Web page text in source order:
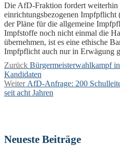
Die AfD-Fraktion fordert weiterhin
einrichtungsbezogenen Impfpflicht
der Pläne für die allgemeine
Impfstoffe noch nicht einmal die
übernehmen, ist es eine ethische
Impfpflicht auch nur in Erwägung
Beitragsnavigation
Zurück Vorheriger
Beitrag:
Bürgermeisterwahlkampf
Kandidaten
Weiter Nächster
Beitrag:
AfD-Anfrage: 200
seit acht Jahren
Neueste Beiträge